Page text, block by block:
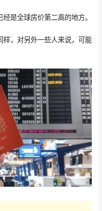
是全球房价第二高的地方。
，对另外一些人来说，可能